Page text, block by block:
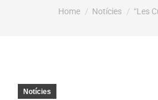
You are here:
Home Notícies “Les
Notícies